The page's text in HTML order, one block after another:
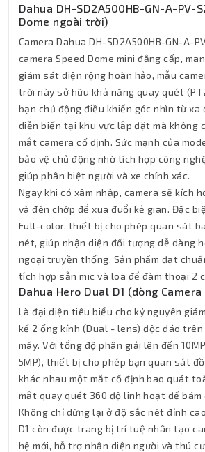
Dahua DH-SD2A500HB-GN-A-PV-
Dome ngoài trời)
Camera Dahua DH-SD2A500HB-GN-A-
camera Speed Dome mini đẳng cấp,
giám sát diện rộng hoàn hảo, mẫu
trời này sở hữu khả năng quay quét
bạn chủ động điều khiển góc nhìn từ xa
diễn biến tại khu vực lắp đặt mà không
mắt camera cố định. Sức mạnh của
bảo vệ chủ động nhờ tích hợp công
giúp phân biệt người và xe chính xác.
Ngay khi có xâm nhập, camera sẽ kích
và đèn chớp để xua đuổi kẻ gian. Đặc
Full-color, thiết bị cho phép quan sát
nét, giúp nhận diện đối tượng dễ dàng
ngoại truyền thống. Sản phẩm đạt
tích hợp sẵn mic và loa để đàm thoại 2
Dahua Hero Dual D1 (dòng
Là đại diện tiêu biểu cho kỷ nguyên
kế 2 ống kính (Dual - lens) độc đáo
máy. Với tổng độ phân giải lên đến
5MP), thiết bị cho phép bạn quan sát
khác nhau một mắt cố định bao quát
mắt quay quét 360 độ linh hoạt để bám
Không chỉ dừng lại ở độ sắc nét đỉnh
D1 còn được trang bị trí tuệ nhân tạo
hệ mới, hỗ trợ nhận diện người và thú